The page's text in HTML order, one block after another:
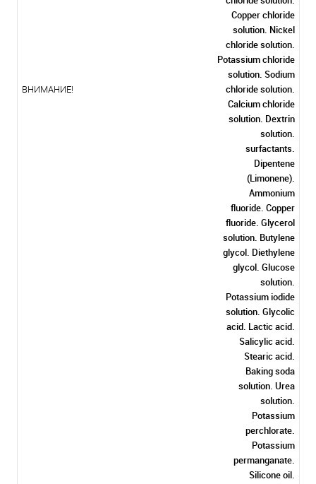
ВНИМАНИЕ!
Copper chloride
solution. Nickel
chloride solution.
Potassium chloride
solution. Sodium
chloride solution.
Calcium chloride
solution. Dextrin
solution.
surfactants.
Dipentene
(Limonene).
Ammonium
fluoride. Copper
fluoride. Glycerol
solution. Butylene
glycol. Diethylene
glycol. Glucose
solution.
Potassium iodide
solution. Glycolic
acid. Lactic acid.
Salicylic acid.
Stearic acid.
Baking soda
solution. Urea
solution.
Potassium
perchlorate.
Potassium
permanganate.
Silicone oil.